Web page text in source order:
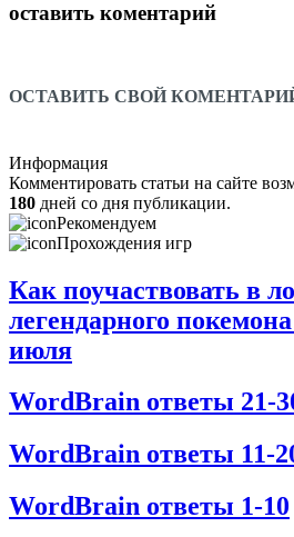
оставить коментарий
ОСТАВИТЬ СВОЙ
Информация
Комментировать статьи на сайте
180 дней со дня публикации.
Рекомендуем
Прохождения игр
Как поучаствовать в
легендарного
июля
WordBrain ответы 21-
WordBrain ответы 11-
WordBrain ответы 1-10